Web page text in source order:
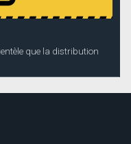
que la distribution